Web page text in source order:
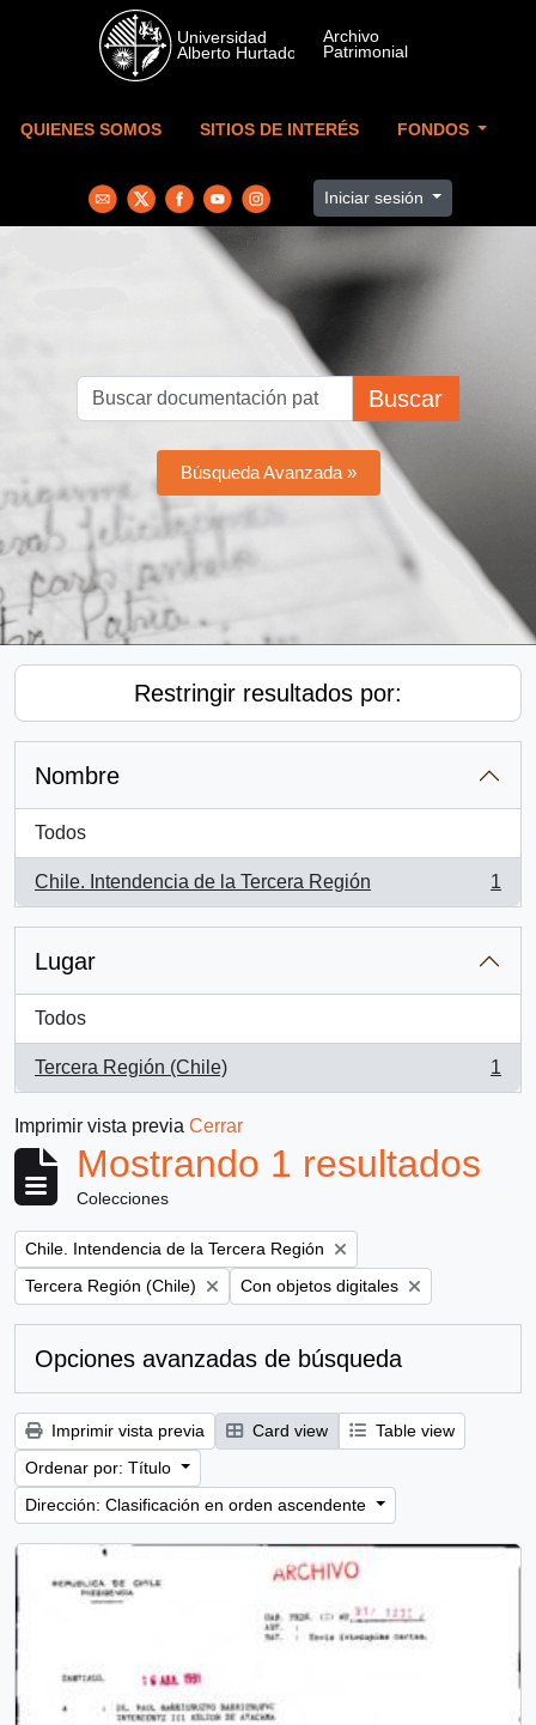
Skip to main content
QUIENES SOMOS SITIOS DE INTERÉS FONDOS
Iniciar sesión
Buscar
Búsqueda Avanzada »
Restringir resultados por:
Nombre
Todos
Chile. Intendencia de la Tercera Región
, 1 resultados
1
Lugar
Todos
Tercera Región (Chile)
, 1 resultados
1
Imprimir vista previa Cerrar
Mostrando 1 resultados
Colecciones
Remove filter:
Chile. Intendencia de la Tercera Región
Remove filter:
Tercera Región (Chile) Remove filter:
Con objetos digitales
Opciones avanzadas de búsqueda
Imprimir vista previa Card view
Table view
Ordenar por: Título
Dirección: Clasificación en orden ascendente